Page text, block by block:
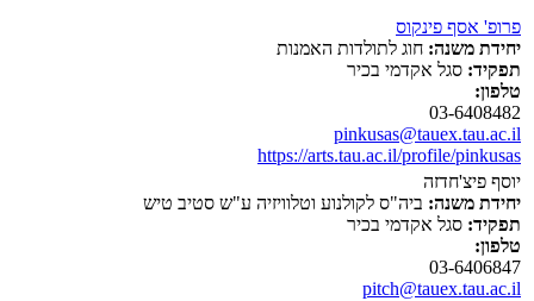
פרופ' אסף פינקוס
יחידת משנה: חוג לתולדות האמנות
תפקיד: סגל אקדמי בכיר
טלפון:
03-6408482
pinkusas@tauex.tau.ac.il
https://arts.tau.ac.il/profile/pinkusas
יוסף פיצ'חדזה
יחידת משנה: ביה"ס לקולנוע וטלוויזיה ע"ש סטיב טיש
תפקיד: סגל אקדמי בכיר
טלפון:
03-6406847
pitch@tauex.tau.ac.il